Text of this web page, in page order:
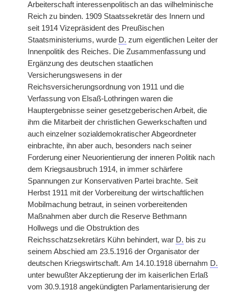
Arbeiterschaft interessenpolitisch an das wilhelminische
Reich zu binden. 1909 Staatssekretär des Innern und
seit 1914 Vizepräsident des Preußischen
Staatsministeriums, wurde D. zum eigentlichen Leiter der
Innenpolitik des Reiches. Die Zusammenfassung und
Ergänzung des deutschen staatlichen
Versicherungswesens in der
Reichsversicherungsordnung von 1911 und die
Verfassung von Elsaß-Lothringen waren die
Hauptergebnisse seiner gesetzgeberischen Arbeit, die
ihm die Mitarbeit der christlichen Gewerkschaften und
auch einzelner sozialdemokratischer Abgeordneter
einbrachte, ihn aber auch, besonders nach seiner
Forderung einer Neuorientierung der inneren Politik nach
dem Kriegsausbruch 1914, in immer schärfere
Spannungen zur Konservativen Partei brachte. Seit
Herbst 1911 mit der Vorbereitung der wirtschaftlichen
Mobilmachung betraut, in seinen vorbereitenden
Maßnahmen aber durch die Reserve Bethmann
Hollwegs und die Obstruktion des
Reichsschatzsekretärs Kühn behindert, war D. bis zu
seinem Abschied am 23.5.1916 der Organisator der
deutschen Kriegswirtschaft. Am 14.10.1918 übernahm D.
unter bewußter Akzeptierung der im kaiserlichen Erlaß
vom 30.9.1918 angekündigten Parlamentarisierung der